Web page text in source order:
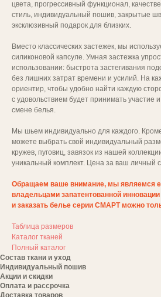
цвета, прогрессивный функционал,
стиль, индивидуальный пошив, закрытые
эксклюзивный подарок для близких.
Вместо классических застежек, мы
силиконовой капсуле. Умная застежка
использовании: быстрота застегивания
без лишних затрат времени и усилий. На
ориентир, чтобы удобно найти каждую
с удовольствием будет принимать участие
смене белья.
Мы шьем индивидуально для каждого.
можете выбрать свой индивидуальный
кружев, пуговиц, завязок из нашей
уникальный комплект. Цена за ваш личный
Обращаем ваше внимание, мы являемся
владельцами запатентованной инновации
и заказать белье серии СМАРТ можно
Таблица размеров
Каталог тканей
Полный каталог
Состав ткани и уход
Индивидуальный пошив
Акции и скидки
Оплата и рассрочка